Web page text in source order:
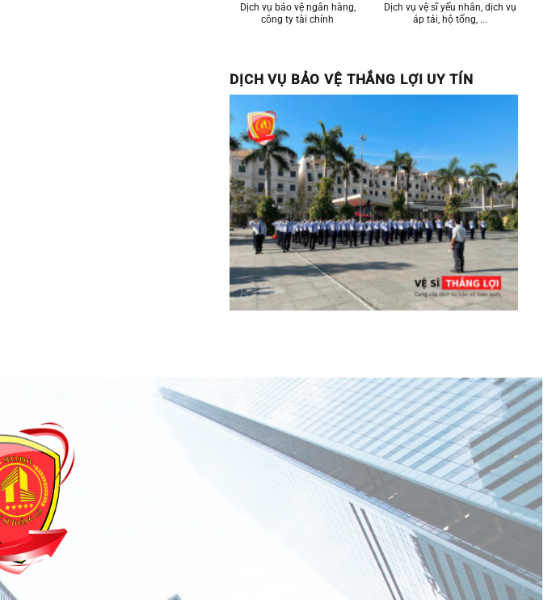
Dịch vụ bảo vệ ngân hàng,
công ty tài chính
Dịch vụ vệ sĩ yếu nhân, dịch vụ
áp tải, hộ tống, ...
DỊCH VỤ BẢO VỆ THẮNG LỢI UY TÍN